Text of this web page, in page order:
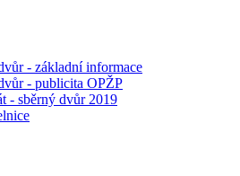
- základní informace
- publicita OPŽP
- sběrný dvůr 2019